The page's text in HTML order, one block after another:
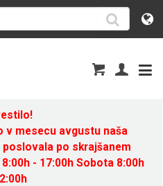
v mesecu avgustu naša
po skrajšanem
- 17:00h Sobota 8:00h